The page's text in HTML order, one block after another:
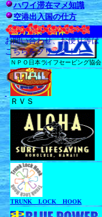
協力企業・団体
ＮＰＯ日本ライフセービング協会
ＲＶＳ
TRUNK LOCK HOOK
ハワイ滞在マメ知識
空港出入国の仕方
お問い合わせ、お便り等は
こちらをクリック！！
↓